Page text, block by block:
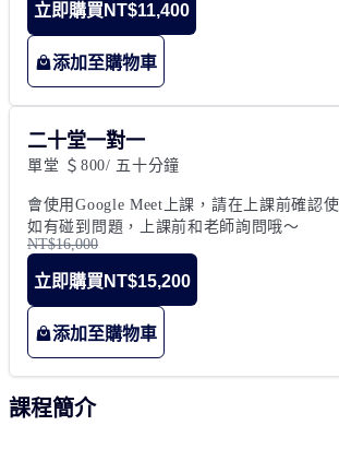
立即購買 NT$11,400
添加至購物車
二十堂一對一
單堂 ＄800/ 五十分鐘
會使用Google Meet上課，請在上課前確認
如有碰到問題，上課前和老師詢問哦～
NT$16,000
立即購買 NT$15,200
添加至購物車
課程簡介